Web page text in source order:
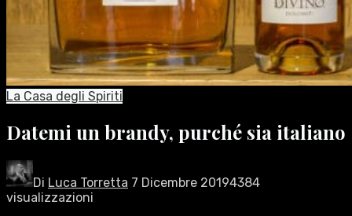
La Casa degli Spiriti
Datemi un brandy, purché sia italiano
Di Luca Torretta 7 Dicembre 20194384
visualizzazioni